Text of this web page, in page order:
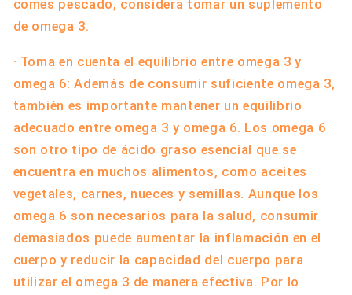
comes pescado, considera tomar un suplemento
de omega 3.
· Toma en cuenta el equilibrio entre omega 3 y
omega 6: Además de consumir suficiente omega 3,
también es importante mantener un equilibrio
adecuado entre omega 3 y omega 6. Los omega 6
son otro tipo de ácido graso esencial que se
encuentra en muchos alimentos, como aceites
vegetales, carnes, nueces y semillas. Aunque los
omega 6 son necesarios para la salud, consumir
demasiados puede aumentar la inflamación en el
cuerpo y reducir la capacidad del cuerpo para
utilizar el omega 3 de manera efectiva. Por lo